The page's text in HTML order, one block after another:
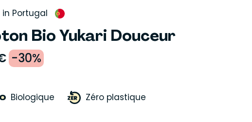
in Portugal
Bio Yukari Douceur
-30%
Biologique Zéro plastique